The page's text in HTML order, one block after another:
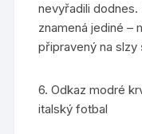
nevyřadili
znamená jediné –
připravený na slzy
6. Odkaz modré
italský fotbal